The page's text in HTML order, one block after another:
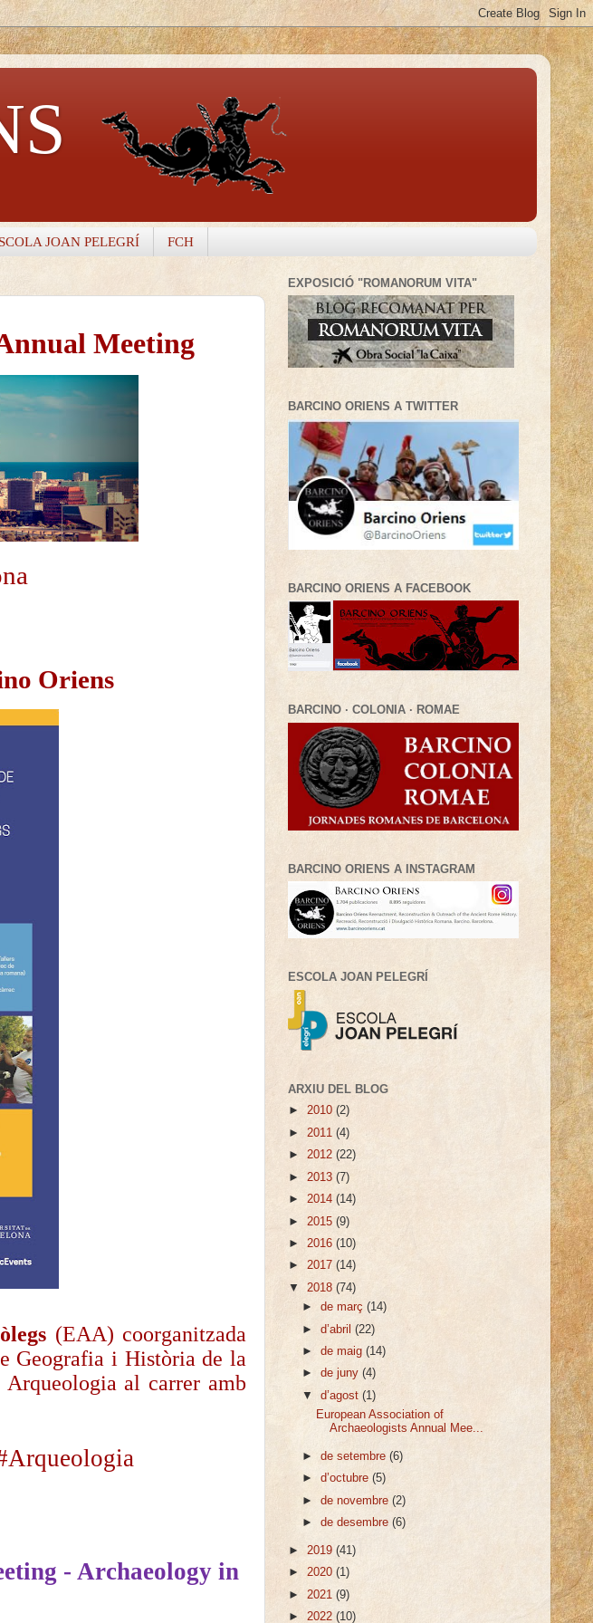
JOAN PELEGRÍ FCH
Meeting
Oriens
(EAA) coorganitzada
Geografia i Història de la
Arqueologiaal carrer amb
- Archaeology in
EXPOSICIÓ "ROMANORUM VITA"
BARCINO ORIENS A TWITTER
BARCINO ORIENS A FACEBOOK
BARCINO · COLONIA · ROMAE
BARCINO ORIENS A INSTAGRAM
ESCOLA JOAN PELEGRÍ
ARXIU DEL BLOG
► 2010 (2)
► 2011 (4)
► 2012 (22)
► 2013 (7)
► 2014 (14)
► 2015 (9)
► 2016 (10)
► 2017 (14)
▼ 2018 (74)
►de març(14)
►d’abril(22)
►de maig(14)
►de juny(4)
▼d’agost(1)
European Association of
Archaeologists Annual Mee...
►de setembre(6)
►d’octubre(5)
►de novembre(2)
►de desembre(6)
► 2019 (41)
► 2020 (1)
► 2021 (9)
► 2022 (10)